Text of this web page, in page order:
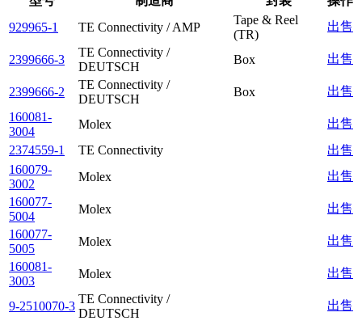
929965-1
TE Connectivity / AMP
Tape & Reel
(TR)
出售
2399666-3
TE Connectivity /
DEUTSCH
Box 出售
2399666-2
TE Connectivity /
DEUTSCH
Box
出售
160081-
3004
Molex
出售
2374559-1
TE Connectivity
出售
160079-
3002
Molex
出售
160077-
5004
Molex
出售
160077-
5005
Molex
出售
160081-
3003
Molex 出售
9-2510070-3
TE Connectivity /
DEUTSCH
出售